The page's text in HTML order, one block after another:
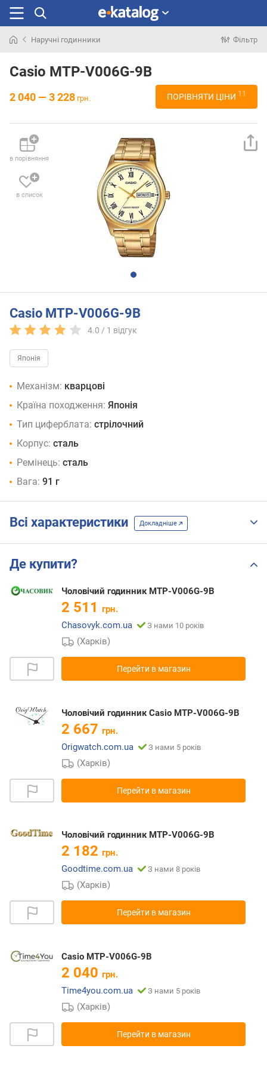
раніше
Наручні годинники Фільтр
Casio MTP-V006G-9B
2 040 — 3 228 грн. ПОРІВНЯТИ ЦІНИ 11
в порівняння
в список
Casio MTP-V006G-9B
4.0 / 1 відгук
Японія
Механізм: кварцові
Країна походження: Японія
Тип циферблата: стрілочний
Корпус: сталь
Ремінець: сталь
Вага: 91 г
Всі характеристики Докладніше
Де купити?
Чоловічий годинник MTP-V006G-9B
2 511 грн.
Chasovyk.com.ua
З нами 10 років
(Харків)
Перейти в магазин
Чоловічий годинник Casio MTP-V006G-9B
2 667 грн.
Origwatch.com.ua
З нами 5 років
(Харків)
Перейти в магазин
Чоловічий годинник MTP-V006G-9B
2 182 грн.
Goodtime.com.ua
З нами 8 років
(Харків)
Перейти в магазин
Casio MTP-V006G-9B
2 040 грн.
Time4you.com.ua
З нами 5 років
(Харків)
Перейти в магазин